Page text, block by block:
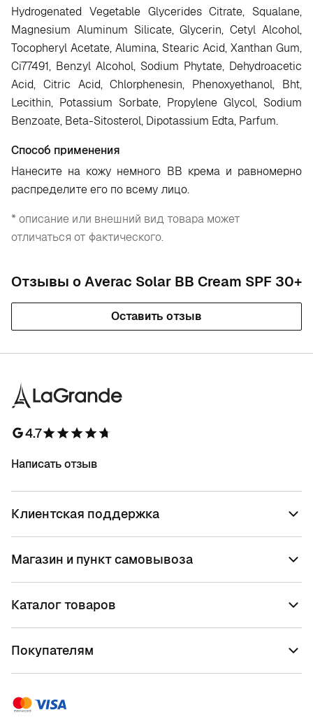
Hydrogenated Vegetable Glycerides Citrate, Squalane,
Magnesium Aluminum Silicate, Glycerin, Cetyl Alcohol,
Tocopheryl Acetate, Alumina, Stearic Acid, Xanthan Gum,
Ci77491, Benzyl Alcohol, Sodium Phytate, Dehydroacetic
Acid, Citric Acid, Chlorphenesin, Phenoxyethanol, Bht,
Lecithin, Potassium Sorbate, Propylene Glycol, Sodium
Benzoate, Beta-Sitosterol, Dipotassium Edta, Parfum.
Способ применения
Нанесите на кожу немного ВВ крема и равномерно
распределите его по всему лицо.
* описание или внешний вид товара может
отличаться от фактического.
Отзывы о Аverac Solar ВВ Cream SPF 30+
Оставить отзыв
4.7
Написать отзыв
Клиентская поддержка
Магазин и пункт самовывоза
Каталог товаров
Покупателям